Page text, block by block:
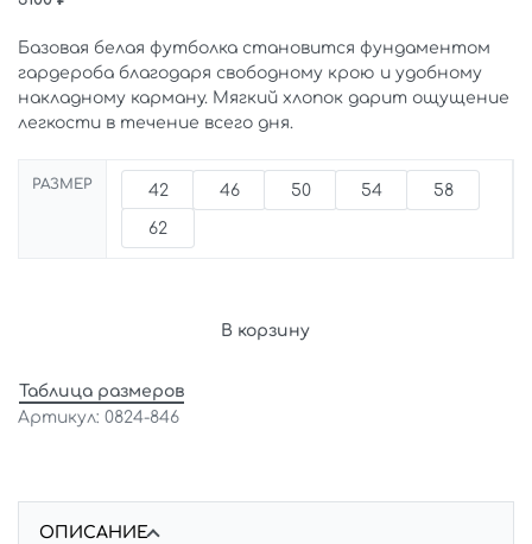
Базовая белая футболка становится фундаментом
гардероба благодаря свободному крою и удобному
накладному карману. Мягкий хлопок дарит ощущение
легкости в течение всего дня.
РАЗМЕР 42 46 50 54 58
62
В корзину
Таблица размеров
0824-846
ОПИСАНИЕ